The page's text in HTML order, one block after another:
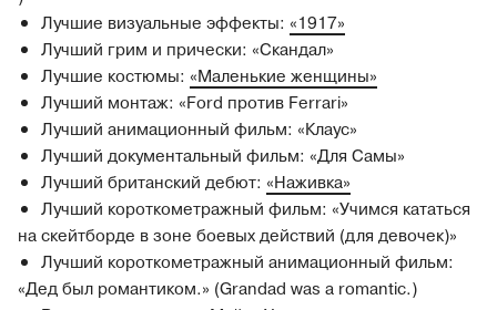
Лучшие визуальные эффекты: «1917»
Лучший грим и прически: «Скандал»
Лучшие костюмы: «Маленькие женщины»
Лучший монтаж: «Ford против Ferrari»
Лучший анимационный фильм: «Клаус»
Лучший документальный фильм: «Для Самы»
Лучший британский дебют: «Наживка»
Лучший короткометражный фильм: «Учимся кататься
на скейтборде в зоне боевых действий (для девочек)»
Лучший короткометражный анимационный фильм:
«Дед был романтиком.» (Grandad was a romantic.)